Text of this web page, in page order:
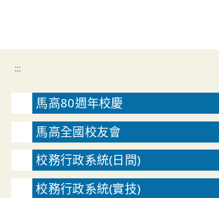
:::
馬高80週年校慶
馬高全國校友會
校務行政系統(日間)
校務行政系統(實技)